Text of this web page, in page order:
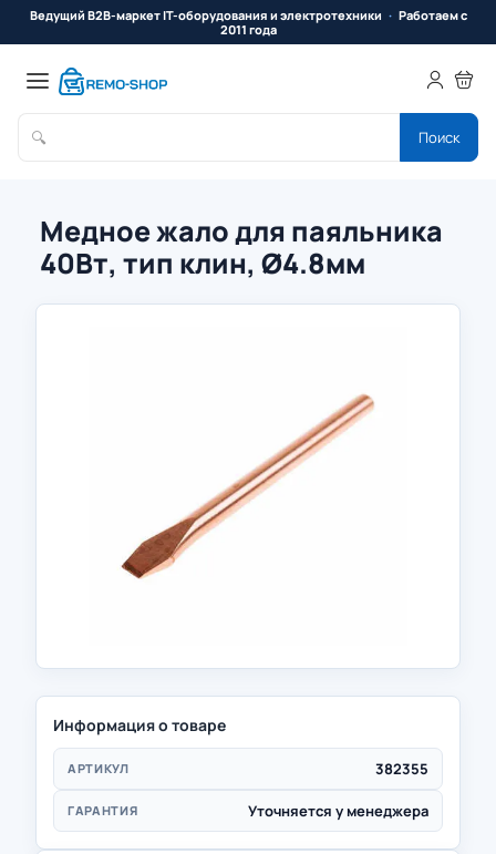
Ведущий B2B-маркет IT-оборудования и электротехники
Работаем с
2011 года
🔍 Поиск
Медное жало для паяльника
40Вт, тип клин, Ø4.8мм
Информация о товаре
АРТИКУЛ 382355
ГАРАНТИЯ Уточняется у менеджера